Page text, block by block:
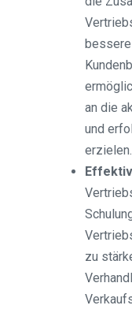
an die
und
erzielen.
zu